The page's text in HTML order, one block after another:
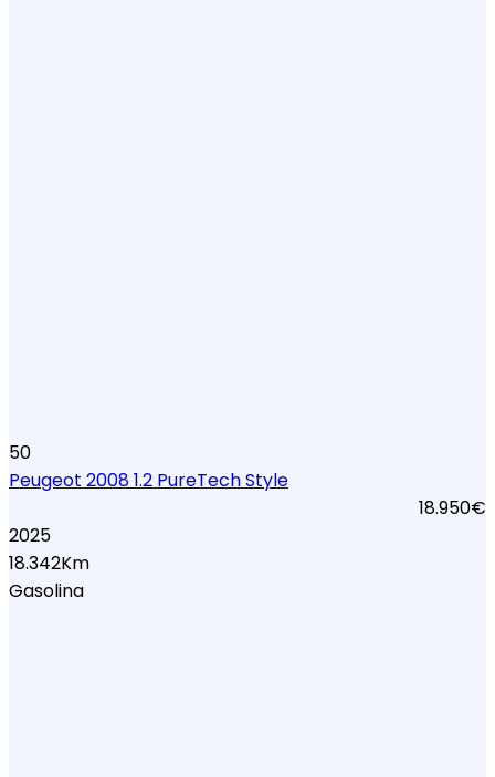
50
Peugeot 2008 1.2 PureTech Style
18.950€
2025
18.342Km
Gasolina